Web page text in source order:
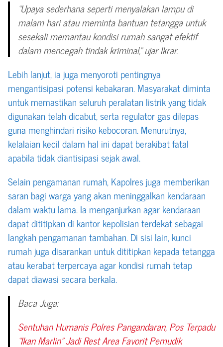
“Upaya sederhana seperti menyalakan lampu di
malam hari atau meminta bantuan tetangga untuk
sesekali memantau kondisi rumah sangat efektif
dalam mencegah tindak kriminal,” ujar Ikrar.
Lebih lanjut, ia juga menyoroti pentingnya
mengantisipasi potensi kebakaran. Masyarakat diminta
untuk memastikan seluruh peralatan listrik yang tidak
digunakan telah dicabut, serta regulator gas dilepas
guna menghindari risiko kebocoran. Menurutnya,
kelalaian kecil dalam hal ini dapat berakibat fatal
apabila tidak diantisipasi sejak awal.
Selain pengamanan rumah, Kapolres juga memberikan
saran bagi warga yang akan meninggalkan kendaraan
dalam waktu lama. Ia menganjurkan agar kendaraan
dapat dititipkan di kantor kepolisian terdekat sebagai
langkah pengamanan tambahan. Di sisi lain, kunci
rumah juga disarankan untuk dititipkan kepada tetangga
atau kerabat terpercaya agar kondisi rumah tetap
dapat diawasi secara berkala.
Baca Juga:
Sentuhan Humanis Polres Pangandaran, Pos Terpadu
“Ikan Marlin” Jadi Rest Area Favorit Pemudik